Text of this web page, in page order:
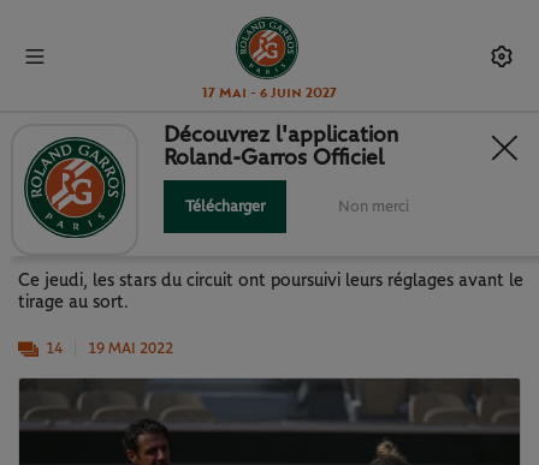
17 Mai - 6 Juin 2027
EN IMAGES : RÉGLAGES AVANT
TIRAGE !
Ce jeudi, les stars du circuit ont poursuivi leurs réglages avant le
tirage au sort.
14 19 MAI 2022
Découvrez l'application
Roland-Garros Officiel
Télécharger Non merci